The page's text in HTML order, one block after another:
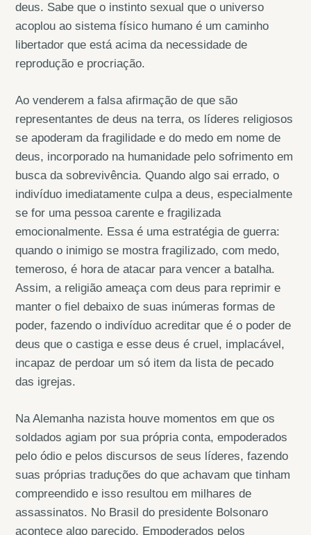
deus. Sabe que o instinto sexual que o universo
acoplou ao sistema físico humano é um caminho
libertador que está acima da necessidade de
reprodução e procriação.
Ao venderem a falsa afirmação de que são
representantes de deus na terra, os líderes religiosos
se apoderam da fragilidade e do medo em nome de
deus, incorporado na humanidade pelo sofrimento em
busca da sobrevivência. Quando algo sai errado, o
indivíduo imediatamente culpa a deus, especialmente
se for uma pessoa carente e fragilizada
emocionalmente. Essa é uma estratégia de guerra:
quando o inimigo se mostra fragilizado, com medo,
temeroso, é hora de atacar para vencer a batalha.
Assim, a religião ameaça com deus para reprimir e
manter o fiel debaixo de suas inúmeras formas de
poder, fazendo o indivíduo acreditar que é o poder de
deus que o castiga e esse deus é cruel, implacável,
incapaz de perdoar um só item da lista de pecado
das igrejas.
Na Alemanha nazista houve momentos em que os
soldados agiam por sua própria conta, empoderados
pelo ódio e pelos discursos de seus líderes, fazendo
suas próprias traduções do que achavam que tinham
compreendido e isso resultou em milhares de
assassinatos. No Brasil do presidente Bolsonaro
acontece algo parecido. Empoderados pelos